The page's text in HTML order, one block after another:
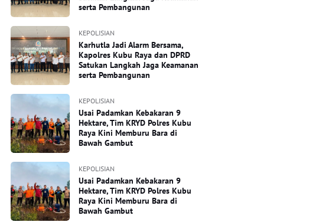
serta Pembangunan
KEPOLISIAN
Karhutla Jadi Alarm Bersama,
Kapolres Kubu Raya dan DPRD
Satukan Langkah Jaga Keamanan
serta Pembangunan
KEPOLISIAN
Usai Padamkan Kebakaran 9
Hektare, Tim KRYD Polres Kubu
Raya Kini Memburu Bara di
Bawah Gambut
KEPOLISIAN
Usai Padamkan Kebakaran 9
Hektare, Tim KRYD Polres Kubu
Raya Kini Memburu Bara di
Bawah Gambut